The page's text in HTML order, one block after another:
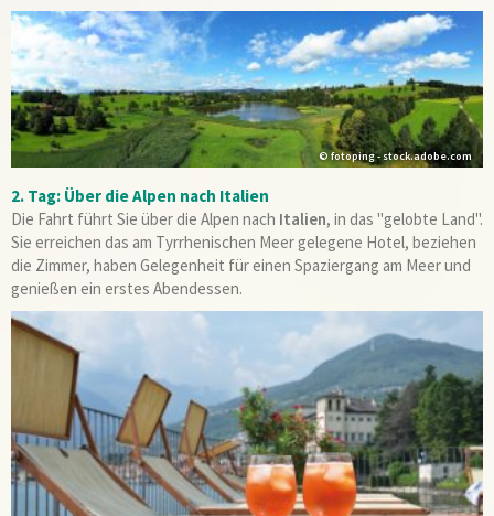
© fotoping - stock.adobe.com
2. Tag: Über die Alpen nach Italien
Die Fahrt führt Sie über die Alpen nach Italien, in das "gelobte Land".
Sie erreichen das am Tyrrhenischen Meergelegene Hotel, beziehen
die Zimmer, haben Gelegenheit für einen Spaziergang am Meer und
genießen ein erstes Abendessen.